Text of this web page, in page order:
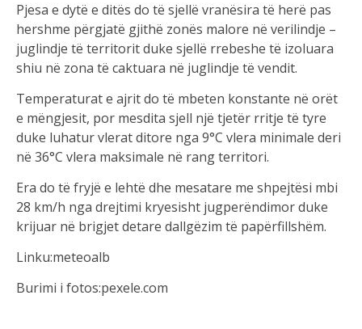
Pjesa e dytë e ditës do të sjellë vranësira të herë pas
hershme përgjatë gjithë zonës malore në verilindje –
juglindje të territorit duke sjellë rrebeshe të izoluara
shiu në zona të caktuara në juglindje të vendit.
Temperaturat e ajrit do të mbeten konstante në orët
e mëngjesit, por mesdita sjell një tjetër rritje të tyre
duke luhatur vlerat ditore nga 9°C vlera minimale deri
në 36°C vlera maksimale në rang territori.
Era do të fryjë e lehtë dhe mesatare me shpejtësi mbi
28 km/h nga drejtimi kryesisht jugperëndimor duke
krijuar në brigjet detare dallgëzim të papërfillshëm.
Linku:meteoalb
Burimi i fotos:pexele.com